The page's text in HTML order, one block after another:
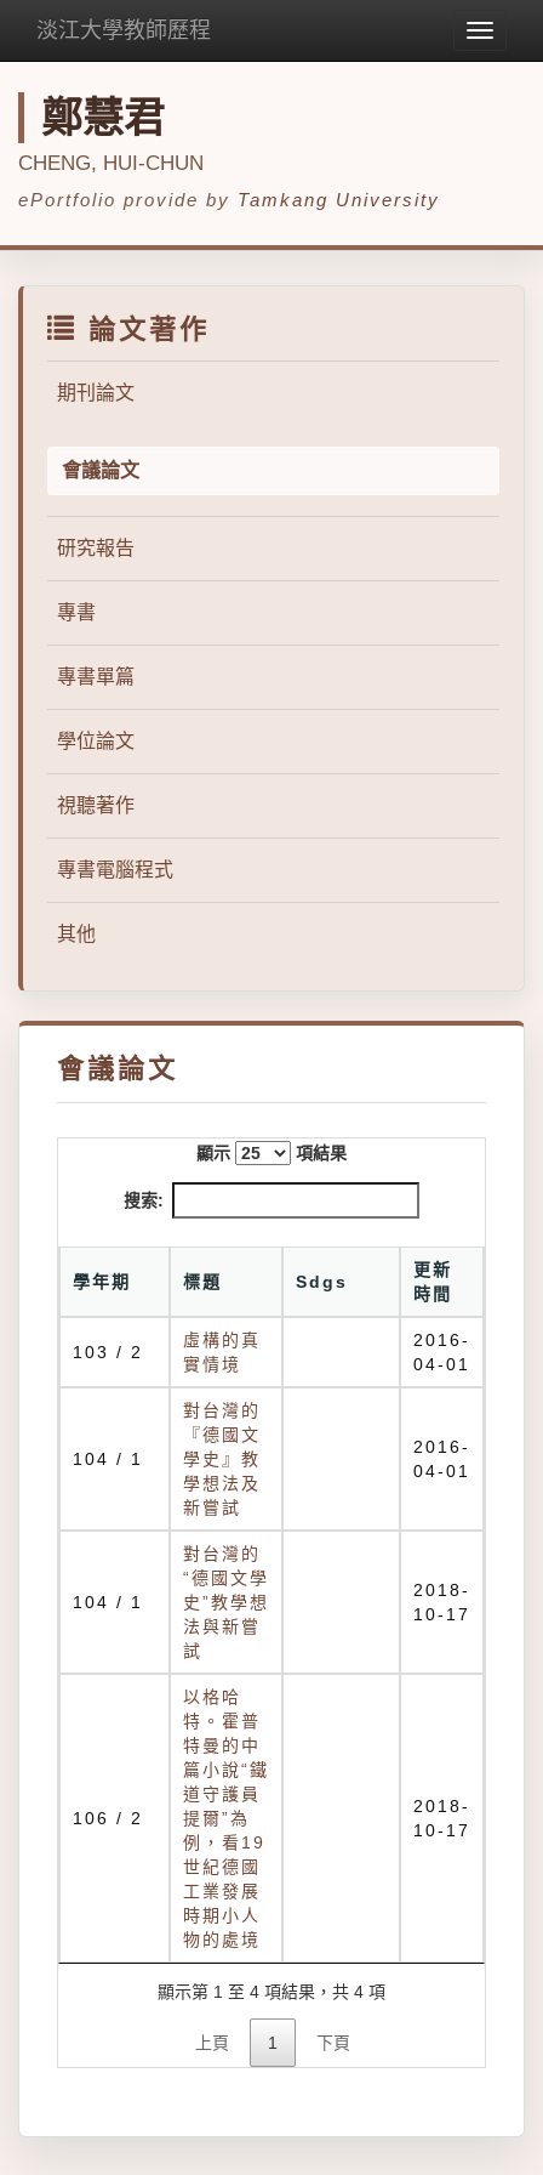
Toggle
淡江大學教師歷程
鄭慧君
CHENG, HUI-CHUN
ePortfolio provide by Tamkang University
論文著作
期刊論文
會議論文
研究報告
專書
專書單篇
學位論文
視聽著作
專書電腦程式
其他
會議論文
顯示 項結果
搜索:
學年期 標題 Sdgs
更新
時間
103 / 2
虛構的真
實情境
2016-
04-01
104 / 1
對台灣的
『德國文
學史』教
學想法及
新嘗試
2016-
04-01
104 / 1
對台灣的
“德國文學
史”教學想
法與新嘗
試
2018-
10-17
106 / 2
以格哈
特。霍普
特曼的中
篇小說“鐵
道守護員
提爾”為
例，看19
世紀德國
工業發展
時期小人
物的處境
2018-
10-17
顯示第 1 至 4 項結果，共 4 項
上頁 1 下頁